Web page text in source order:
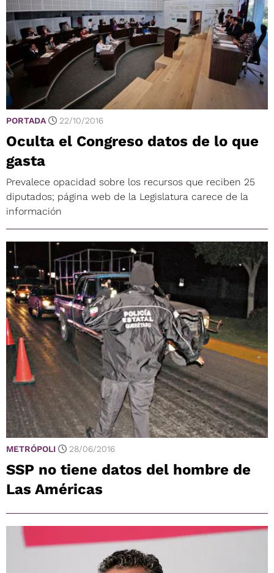
PORTADA 22/10/2016
Oculta el Congreso datos de lo que
gasta
Prevalece opacidad sobre los recursos que reciben 25
diputados; página web de la Legislatura carece de la
información
METRÓPOLI 28/06/2016
SSP no tiene datos del hombre de
Las Américas